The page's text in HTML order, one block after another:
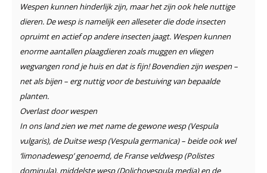
Wespen kunnen hinderlijk zijn, maar het zijn ook hele nuttige
dieren. De wesp is namelijk een alleseter die dode insecten
opruimt en actief op andere insecten jaagt. Wespen kunnen
enorme aantallen plaagdieren zoals muggen en vliegen
wegvangen rond je huis en dat is fijn! Bovendien zijn wespen –
net als bijen – erg nuttig voor de bestuiving van bepaalde
planten.
Overlast door wespen
In ons land zien we met name de gewone wesp (Vespula
vulgaris), de Duitse wesp (Vespula germanica) – beide ook wel
‘limonadewesp’ genoemd, de Franse veldwesp (Polistes
dominula), middelste wesp (Dolichovespula media) en de